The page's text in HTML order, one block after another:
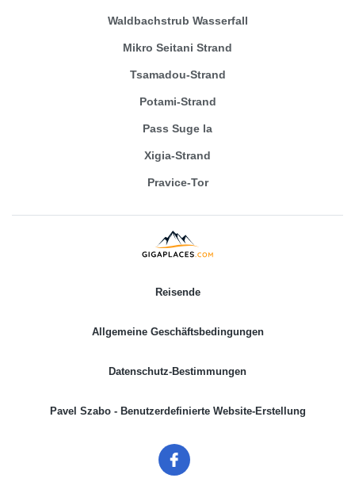
Waldbachstrub Wasserfall
Mikro Seitani Strand
Tsamadou-Strand
Potami-Strand
Pass Suge la
Xigia-Strand
Pravice-Tor
Reisende
Allgemeine Geschäftsbedingungen
Datenschutz-Bestimmungen
Pavel Szabo - Benutzerdefinierte Website-Erstellung